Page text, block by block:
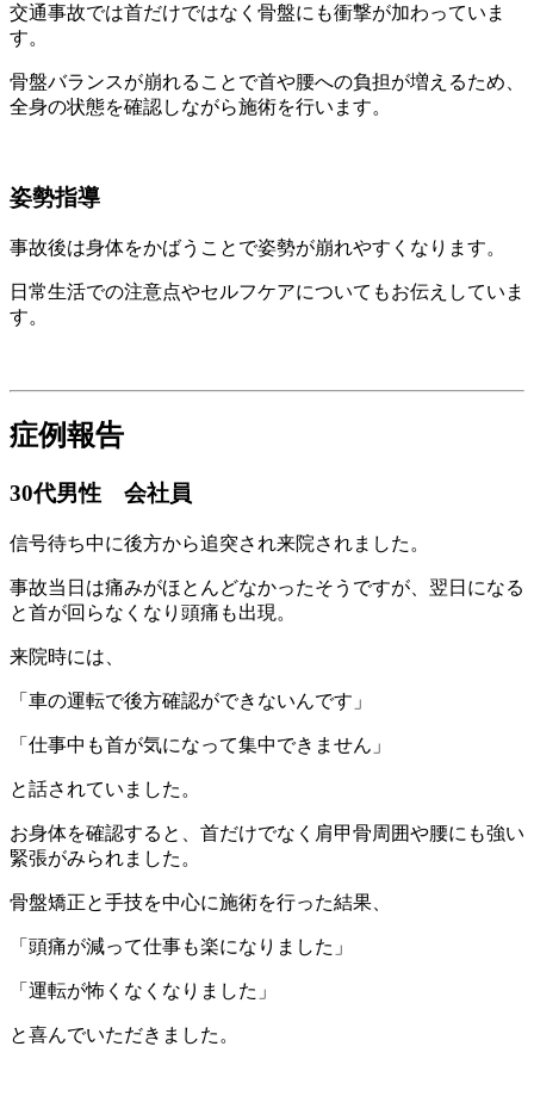
交通事故では首だけではなく骨盤にも衝撃が加わっていま
す。
骨盤バランスが崩れることで首や腰への負担が増えるため、
全身の状態を確認しながら施術を行います。
姿勢指導
事故後は身体をかばうことで姿勢が崩れやすくなります。
日常生活での注意点やセルフケアについてもお伝えしていま
す。
症例報告
30代男性 会社員
信号待ち中に後方から追突され来院されました。
事故当日は痛みがほとんどなかったそうですが、翌日になる
と首が回らなくなり頭痛も出現。
来院時には、
「車の運転で後方確認ができないんです」
「仕事中も首が気になって集中できません」
と話されていました。
お身体を確認すると、首だけでなく肩甲骨周囲や腰にも強い
緊張がみられました。
骨盤矯正と手技を中心に施術を行った結果、
「頭痛が減って仕事も楽になりました」
「運転が怖くなくなりました」
と喜んでいただきました。